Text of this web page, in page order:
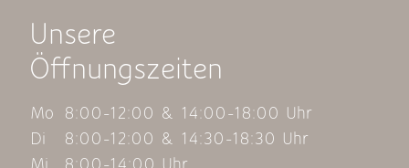
Unsere
Öffnungszeiten
Mo
8:00-12:00 & 14:00-18:00 Uhr
Di
8:00-12:00 & 14:30-18:30 Uhr